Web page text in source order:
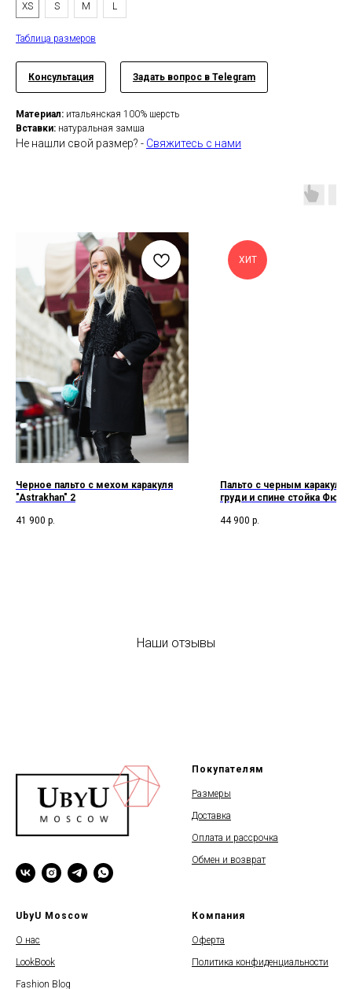
XS
S M L
Таблица размеров
Консультация Задать вопрос в Telegram
Материал: итальянская 100% шерсть
Вставки: натуральная замша
Не нашли свой размер? - Свяжитесь с нами
Черное пальто с мехом каракуля
"Astrakhan" 2
41 900 р.
ХИТ
Пальто с черным
груди и спине стойка
44 900 р.
Наши отзывы
Покупателям
Размеры
Доставка
Оплата и рассрочка
Обмен и возврат
UbyU Moscow
О нас
LookBook
Fashion Blog
Компания
Оферта
Политика конфиденциальности